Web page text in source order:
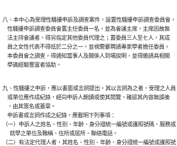
八、本中心為受理性騷擾申訴及調查案件，設置性騷擾申訴調查委員會，
    性騷擾申訴調查委員會置主任委員一名，並為會議主席，主席因故無
    法主持會議者，得另指定其他委員代理之；置委員三人至七人，其成
    員之女性代表不得低於二分之一，並視需要聘請專家學者擔任委員。
    本委員會之調查，得通知當事人及關係人到場說明，並得邀請具相關
    學識經驗豐富者協助。
九、性騷擾之申訴，應以書面或言詞提出。其以言詞為之者，受理之人員
    或單位應作成紀錄，經向申訴人朗讀或使其閱覽，確認其內容無誤後
    ，由其簽名或蓋章。
    申訴書或言詞作成之紀錄，應載明下列事項：
（一）申訴人之姓名、性別、年齡、身分證統一編號或護照號碼、服務或
      就學之單位及職稱、住所或居所、聯絡電話。
（二）有法定代理人者，其姓名、性別、年齡、身分證統一編號或護照號